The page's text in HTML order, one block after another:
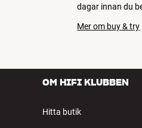
dagar innan du
Mer om buy & try
OM HIFI KLUBBEN
Hitta butik